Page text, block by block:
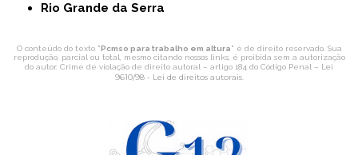
Rio Grande da Serra
O conteúdo do texto "Pcmso para trabalho em altura" é de direito reservado. Sua
reprodução, parcial ou total, mesmo citando nossos links, é proibida sem a autorização
do autor. Crime de violação de direito autoral – artigo 184 do Código Penal – Lei
9610/98 - Lei de direitos autorais.